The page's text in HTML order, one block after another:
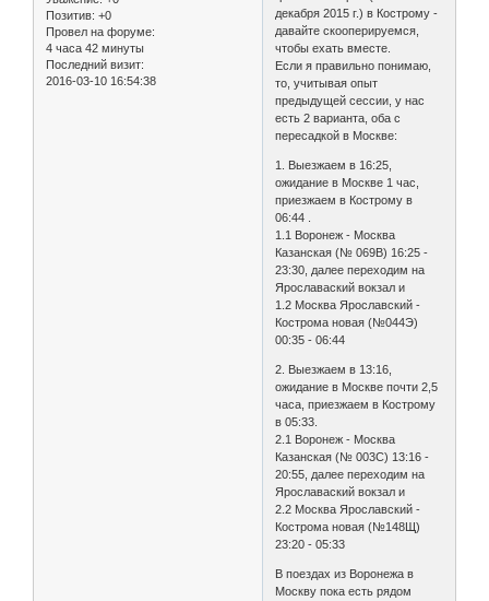
Позитив: +0
Провел на форуме:
4 часа 42 минуты
Последний визит:
2016-03-10 16:54:38
декабря 2015 г.) в Кострому -
давайте скооперируемся,
чтобы ехать вместе.
Если я правильно понимаю,
то, учитывая опыт
предыдущей сессии, у нас
есть 2 варианта, оба с
пересадкой в Москве:
1. Выезжаем в 16:25,
ожидание в Москве 1 час,
приезжаем в Кострому в
06:44 .
1.1 Воронеж - Москва
Казанская (№ 069В) 16:25 -
23:30, далее переходим на
Ярославаский вокзал и
1.2 Москва Ярославский -
Кострома новая (№044Э)
00:35 - 06:44
2. Выезжаем в 13:16,
ожидание в Москве почти 2,5
часа, приезжаем в Кострому
в 05:33.
2.1 Воронеж - Москва
Казанская (№ 003С) 13:16 -
20:55, далее переходим на
Ярославаский вокзал и
2.2 Москва Ярославский -
Кострома новая (№148Щ)
23:20 - 05:33
В поездах из Воронежа в
Москву пока есть рядом